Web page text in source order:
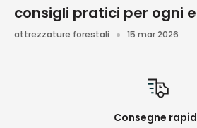
consigli pratici per ogni
attrezzature forestali 15 mar 2026
Consegne